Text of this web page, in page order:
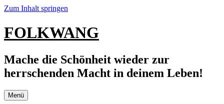
Zum Inhalt springen
FOLKWANG
Mache die Schönheit wieder zur
herrschenden Macht in deinem Leben!
Menü